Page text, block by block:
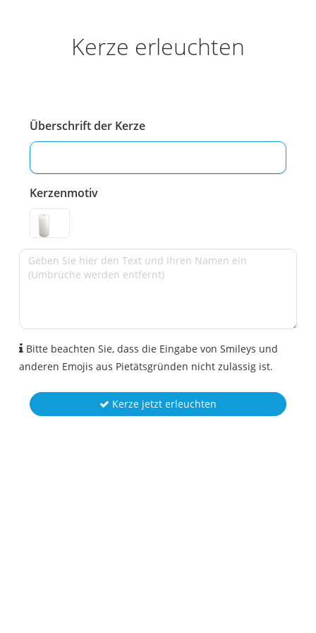
Kerze erleuchten
Überschrift der Kerze
Kerzenmotiv
Bitte beachten Sie, dass die Eingabe von Smileys und
anderen Emojis aus Pietätsgründen nicht zulässig ist.
Kerze jetzt erleuchten